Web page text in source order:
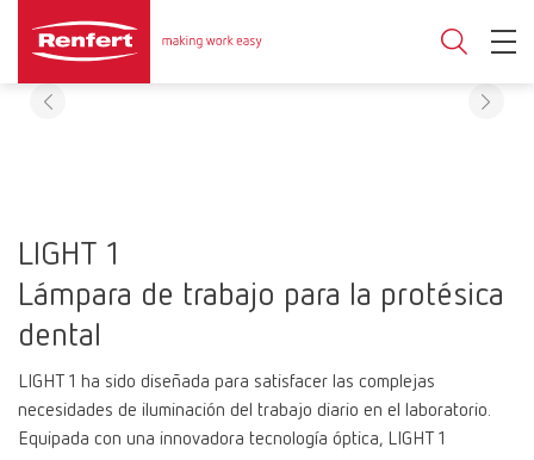
LIGHT 1
Lámpara de trabajo para la protésica
dental
LIGHT 1 ha sido diseñada para satisfacer las complejas
necesidades de iluminación del trabajo diario en el laboratorio.
Equipada con una innovadora tecnología óptica, LIGHT 1